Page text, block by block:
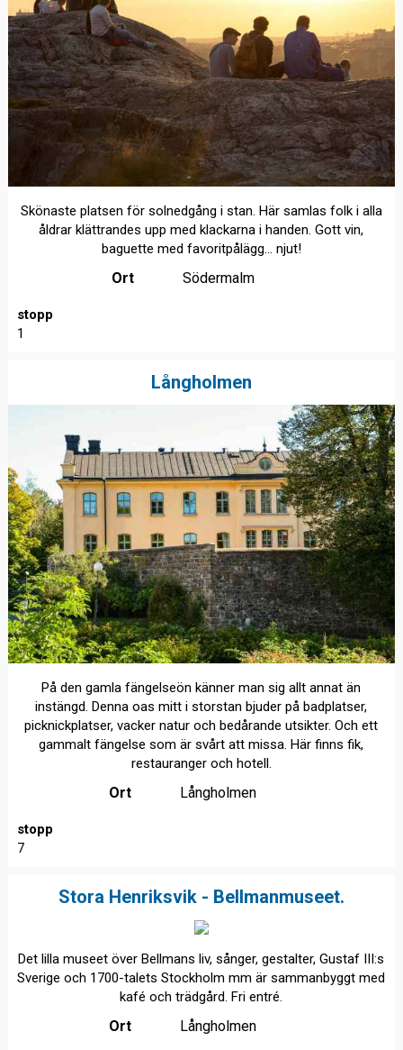
Skönaste platsen för solnedgång i stan. Här samlas folk i alla
åldrar klättrandes upp med klackarna i handen. Gott vin,
baguette med favoritpålägg… njut!
Ort Södermalm
stopp
1
Långholmen
På den gamla fängelseön känner man sig allt annat än
instängd. Denna oas mitt i storstan bjuder på badplatser,
picknickplatser, vacker natur och bedårande utsikter. Och ett
gammalt fängelse som är svårt att missa. Här finns fik,
restauranger och hotell.
Ort Långholmen
stopp
7
Stora Henriksvik - Bellmanmuseet.
Det lilla museet över Bellmans liv, sånger, gestalter, Gustaf III:s
Sverige och 1700-talets Stockholm mm är sammanbyggt med
kafé och trädgård. Fri entré.
Ort Långholmen